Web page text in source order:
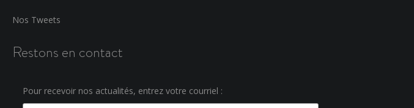
Nos Tweets
Restons en contact
Pour recevoir nos actualités, entrez votre courriel :